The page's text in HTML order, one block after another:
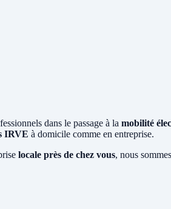
dans le passage à la mobilité
IRVE à domicile comme en entreprise.
locale près de chez vous, nous